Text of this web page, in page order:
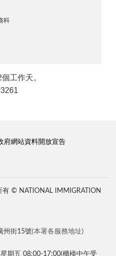
科
工作天。
府網站資料開放宣告
© NATIONAL IMMIGRATION
州街15號(本署各服務地址)
期五 08:00-17:00(櫃檯中午受